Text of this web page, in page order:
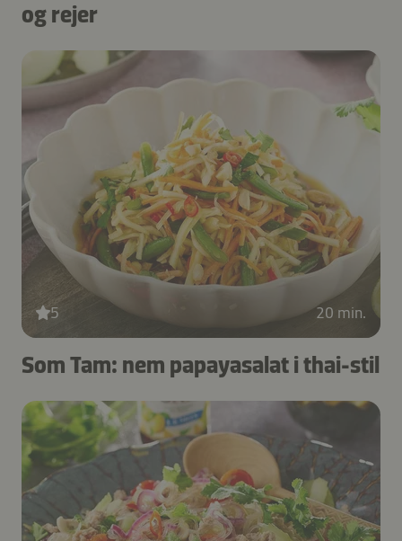
og rejer
5 20 min.
Som Tam: nem papayasalat i thai-stil